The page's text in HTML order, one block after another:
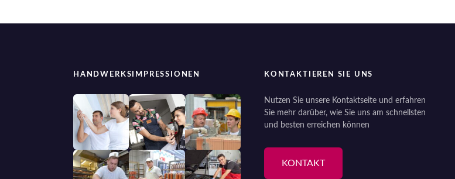
HANDWERKSIMPRESSIONEN KONTAKTIEREN SIE UNS
Nutzen Sie unsere Kontaktseite und erfahren
Sie mehr darüber, wie Sie uns am schnellsten
und besten erreichen können
KONTAKT